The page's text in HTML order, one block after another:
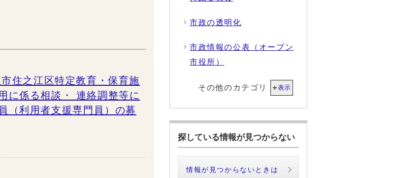
住之江区特定教育・保育施
に係る相談・ 連絡調整等に
（利用者支援専門員）の募
市政の透明化
市政情報の公表（オープン
市役所）
その他のカテゴリ 表示
探している情報が見つからない
情報が見つからないときは